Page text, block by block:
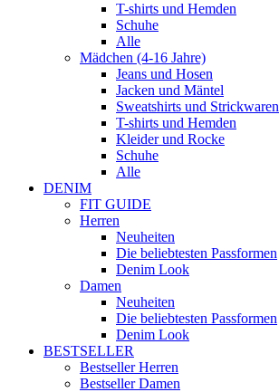
T-shirts und Hemden
Schuhe
Alle
Mädchen (4-16 Jahre)
Jeans und Hosen
Jacken und Mäntel
Sweatshirts und Strickwaren
T-shirts und Hemden
Kleider und Rocke
Schuhe
Alle
DENIM
FIT GUIDE
Herren
Neuheiten
Die beliebtesten Passformen
Denim Look
Damen
Neuheiten
Die beliebtesten Passformen
Denim Look
BESTSELLER
Bestseller Herren
Bestseller Damen